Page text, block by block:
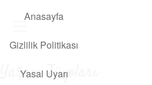
Anasayfa
Gizlilik Politikası
Yasal Uyarı
Tüyoları